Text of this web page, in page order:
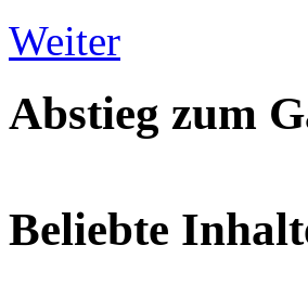
Weiter
Abstieg zum
Beliebte